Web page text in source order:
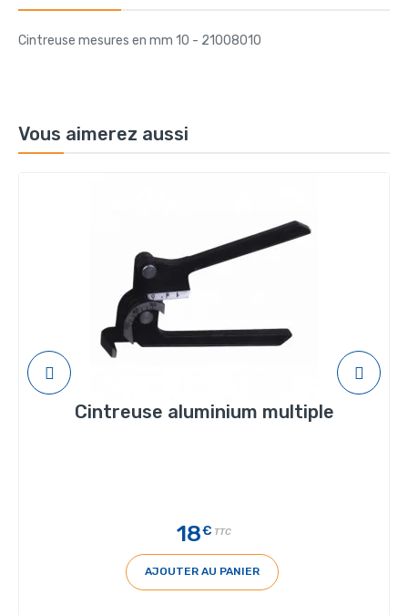
Cintreuse mesures en mm 10 - 21008010
Vous aimerez aussi
Cintreuse aluminium multiple
18€ TTC
AJOUTER AU PANIER